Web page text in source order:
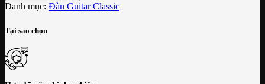
Danh mục: Đàn Guitar Classic
Tại sao chọn